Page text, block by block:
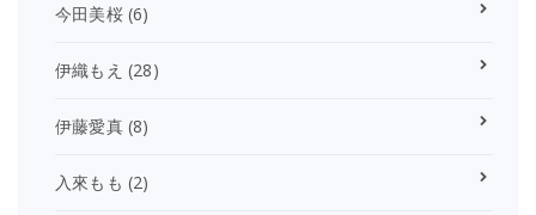
今田美桜(6)
伊織もえ (28)
伊藤愛真(8)
入來もも (2)